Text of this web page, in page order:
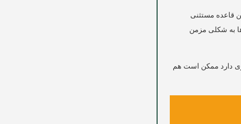
قاعده مستثنی
به شکلی مزمن
دارد ممکن است هم